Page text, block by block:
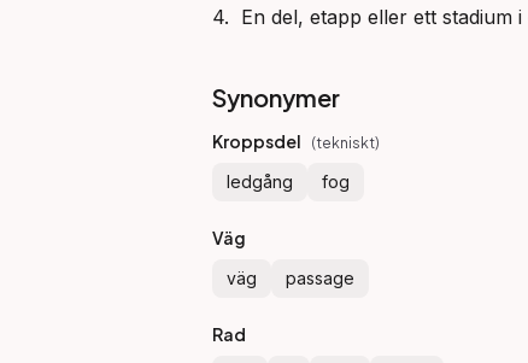
4.  En del, etapp eller ett stadium
Synonymer
Kroppsdel (tekniskt)
ledgång fog
Väg
väg passage
Rad